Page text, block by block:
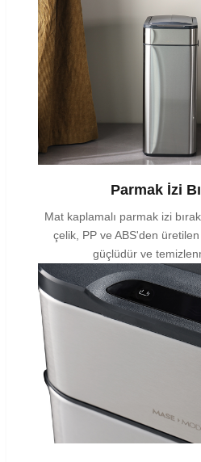
Parmak İzi
Mat kaplamalı parmak izi
çelik, PP ve ABS'den
güçlüdür ve